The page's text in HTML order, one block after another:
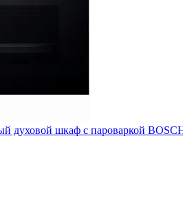
духовой шкаф с пароваркой